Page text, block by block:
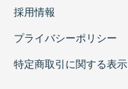
採用情報
プライバシーポリシー
特定商取引に関する表示